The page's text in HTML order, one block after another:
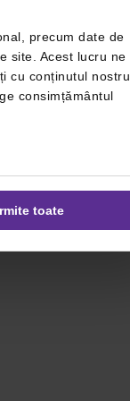
precum date de
site. Acest lucru ne
cu conținutul nostru
consimțământul
toate